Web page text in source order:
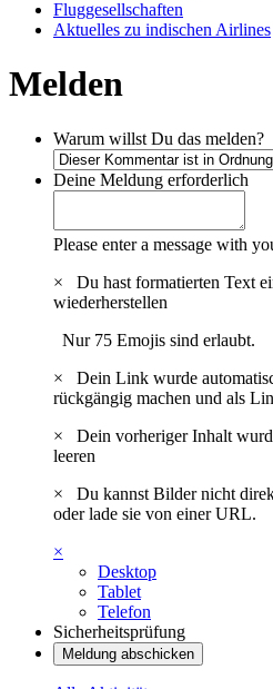
Fluggesellschaften
Aktuelles zu indischen Airlines
Melden
Warum willst Du das melden?
Deine Meldung erforderlich
Please enter a message with
×
Du hast formatierten Text
wiederherstellen
Nur 75 Emojis sind erlaubt.
×
Dein Link wurde
rückgängig machen und als
×
Dein vorheriger Inhalt
leeren
×
Du kannst Bilder nicht
oder lade sie von einer URL.
×
Desktop
Tablet
Telefon
Sicherheitsprüfung
Meldung abschicken